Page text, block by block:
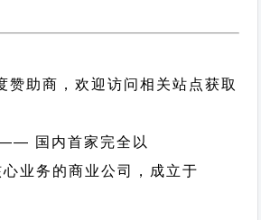
赞助商，欢迎访问相关站点获取
国内首家完全以
业务的商业公司，成立于